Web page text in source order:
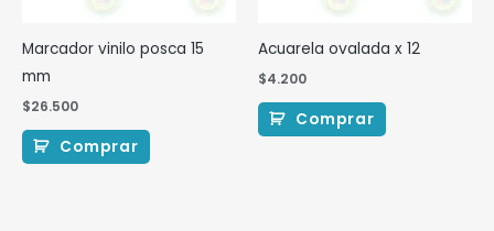
Marcador vinilo posca 15
mm
$26.500
Comprar
Acuarela ovalada x 12
$4.200
Comprar